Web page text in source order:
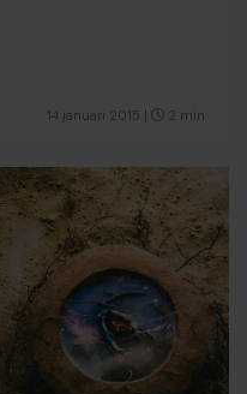
14 januari 2015 2 min